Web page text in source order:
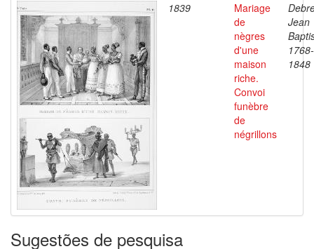
1839
Mariage
de
nègres
d'une
maison
riche.
Convoi
funèbre
de
négrillons
Jean
1768-
1848
Sugestões de pesquisa